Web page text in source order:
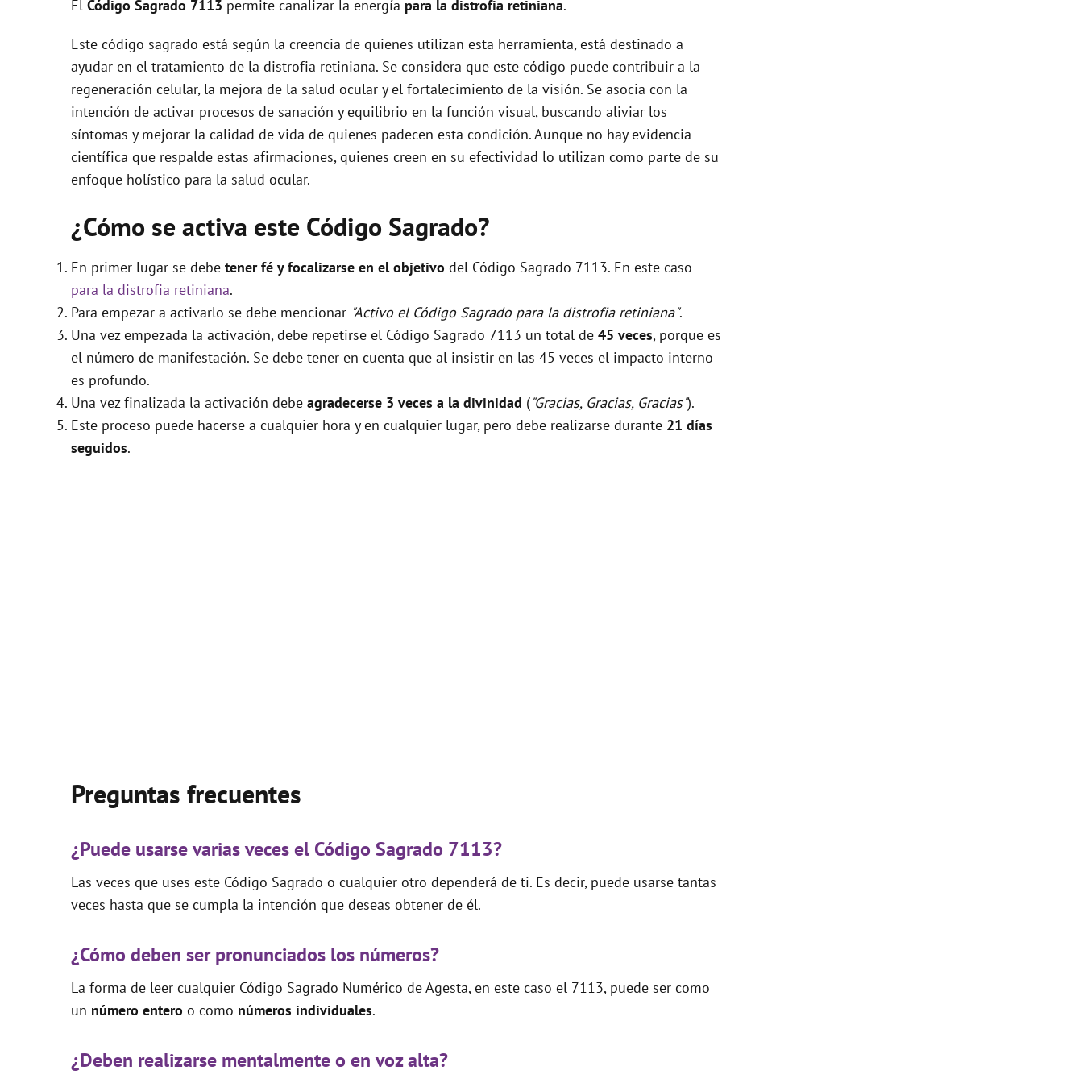
El Código Sagrado 7113 permite canalizar la energía para la distrofia retiniana.
Este código sagrado está según la creencia de quienes utilizan esta herramienta, está destinado a
ayudar en el tratamiento de la distrofia retiniana. Se considera que este código puede contribuir a la
regeneración celular, la mejora de la salud ocular y el fortalecimiento de la visión. Se asocia con la
intención de activar procesos de sanación y equilibrio en la función visual, buscando aliviar los
síntomas y mejorar la calidad de vida de quienes padecen esta condición. Aunque no hay evidencia
científica que respalde estas afirmaciones, quienes creen en su efectividad lo utilizan como parte de su
enfoque holístico para la salud ocular.
¿Cómo se activa este Código Sagrado?
En primer lugar se debe tener fé y focalizarse en el objetivo del Código Sagrado 7113. En este caso
para la distrofia retiniana.
Para empezar a activarlo se debe mencionar "Activo el Código Sagrado para la distrofia retiniana".
Una vez empezada la activación, debe repetirse el Código Sagrado 7113 un total de 45 veces, porque es
el número de manifestación. Se debe tener en cuenta que al insistir en las 45 veces el impacto interno
es profundo.
Una vez finalizada la activación debe agradecerse 3 veces a la divinidad ("Gracias, Gracias, Gracias").
Este proceso puede hacerse a cualquier hora y en cualquier lugar, pero debe realizarse durante 21 días
seguidos.
Preguntas frecuentes
¿Puede usarse varias veces el Código Sagrado 7113?
Las veces que uses este Código Sagrado o cualquier otro dependerá de ti. Es decir, puede usarse tantas
veces hasta que se cumpla la intención que deseas obtener de él.
¿Cómo deben ser pronunciados los números?
La forma de leer cualquier Código Sagrado Numérico de Agesta, en este caso el 7113, puede ser como
un número entero o como números individuales.
¿Deben realizarse mentalmente o en voz alta?